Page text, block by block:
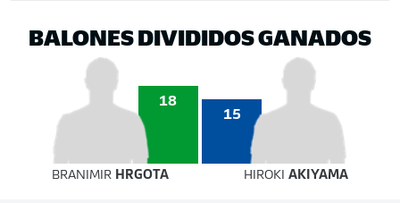
BALONES DIVIDIDOS GANADOS
18
15
BRANIMIR HRGOTA HIROKIAKIYAMA